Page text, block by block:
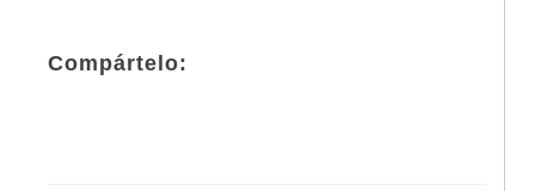
Compártelo: